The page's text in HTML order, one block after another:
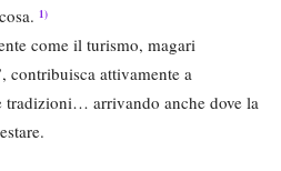
1)
come il turismo, magari
contribuisca attivamente a
tradizioni… arrivando anche dove la